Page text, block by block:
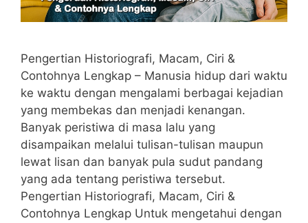
Pengertian Historiografi, Macam, Ciri &
Contohnya Lengkap – Manusia hidup dari waktu
ke waktu dengan mengalami berbagai kejadian
yang membekas dan menjadi kenangan.
Banyak peristiwa di masa lalu yang
disampaikan melalui tulisan-tulisan maupun
lewat lisan dan banyak pula sudut pandang
yang ada tentang peristiwa tersebut.
Pengertian Historiografi, Macam, Ciri &
Contohnya Lengkap Untuk mengetahui dengan